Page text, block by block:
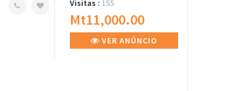
Visitas : 155
Mt11,000.00
VER ANÚNCIO